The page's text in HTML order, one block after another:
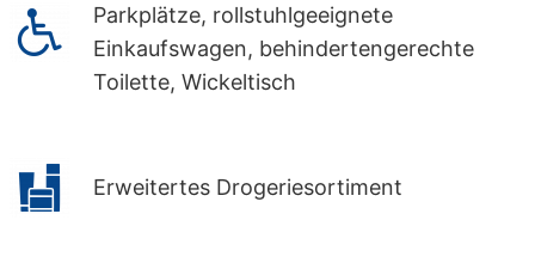
Parkplätze, rollstuhlgeeignete
Einkaufswagen, behindertengerechte
Toilette, Wickeltisch
Erweitertes Drogeriesortiment